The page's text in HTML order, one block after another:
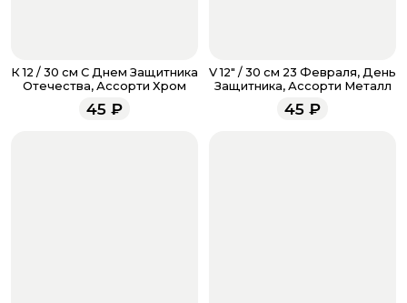
звоните по номеру телефона
8 (927) 936-71-86
или
напишите WhatsApp
+7 937 333-66-53. Наши
менеджеры работают ежедневно с 9.00 до 23.00 и
всегда рады проконсультировать вас.
К 12 / 30 см С Днем Защитника
Отечества, Ассорти Хром
45 ₽
V 12" / 30 см 23 Февраля, День
Защитника, Ассорти Металл
45 ₽